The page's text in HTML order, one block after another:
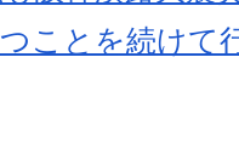
ことを続けて